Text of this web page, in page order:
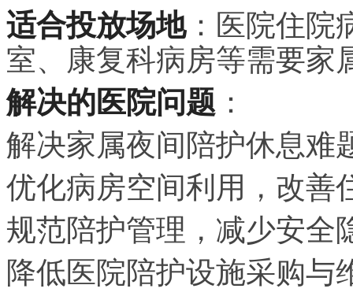
适合投放场地：医院住院
室、康复科病房等需要家
解决的医院问题 ：
解决家属夜间陪护休息难
优化病房空间利用，改善
规范陪护管理，减少安全
降低医院陪护设施采购与